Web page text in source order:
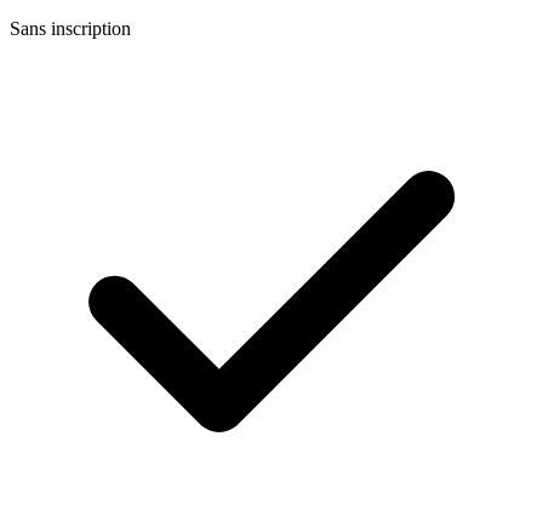
Sans inscription